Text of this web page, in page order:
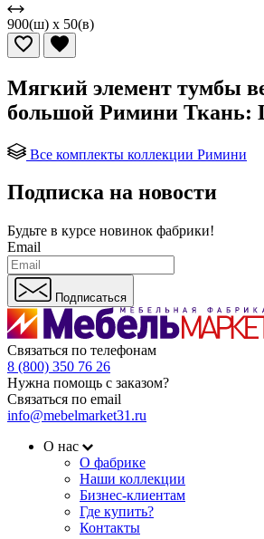
900(ш) x 50(в)
Мягкий элемент тумбы
большой Римини Ткань:
Все комплекты коллекции Римини
Подписка на новости
Будьте в курсе новинок фабрики!
Email
Подписаться
Связаться по телефонам
8 (800) 350 76 26
Нужна помощь с заказом?
Связаться по email
info@mebelmarket31.ru
О нас
О фабрике
Наши коллекции
Бизнес-клиентам
Где купить?
Контакты